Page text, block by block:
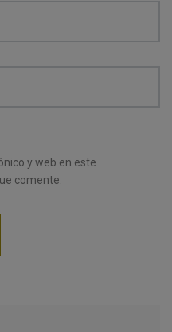
y web en este
comente.